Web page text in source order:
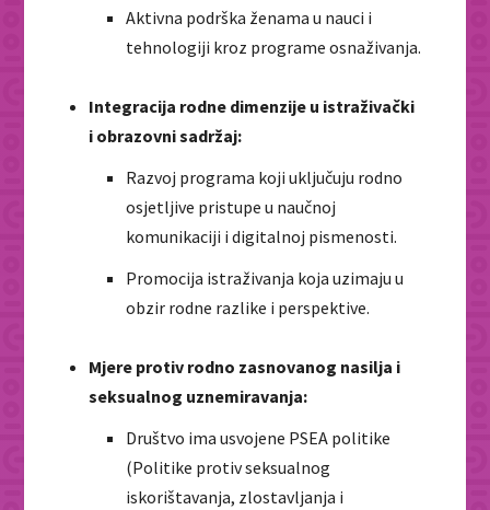
Aktivna podrška ženama u nauci i
tehnologiji kroz programe osnaživanja.
Integracija rodne dimenzije u istraživački
i obrazovni sadržaj:
Razvoj programa koji uključuju rodno
osjetljive pristupe u naučnoj
komunikaciji i digitalnoj pismenosti.
Promocija istraživanja koja uzimaju u
obzir rodne razlike i perspektive.
Mjere protiv rodno zasnovanog nasilja i
seksualnog uznemiravanja:
Društvo ima usvojene PSEA politike
(Politike protiv seksualnog
iskorištavanja, zlostavljanja i